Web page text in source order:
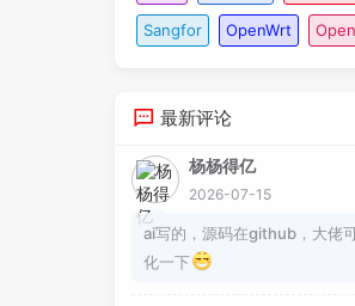
Sangfor OpenWrt
最新评论
杨杨得亿
2026-07-15
ai写的，源码在github，大佬
化一下